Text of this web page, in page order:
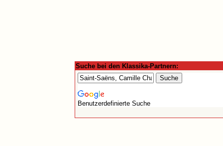
Suche bei den Klassika-Partnern:
Benutzerdefinierte Suche